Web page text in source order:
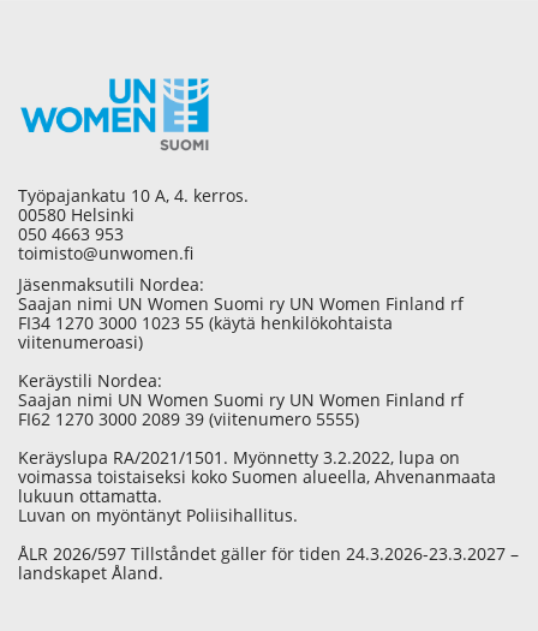
Työpajankatu 10 A, 4. kerros.
00580 Helsinki
050 4663 953
toimisto@unwomen.fi
Jäsenmaksutili Nordea:
Saajan nimi UN Women Suomi ry UN Women Finland rf
FI34 1270 3000 1023 55 (käytä henkilökohtaista
viitenumeroasi)
Keräystili Nordea:
Saajan nimi UN Women Suomi ry UN Women Finland rf
FI62 1270 3000 2089 39 (viitenumero 5555)
Keräyslupa RA/2021/1501. Myönnetty 3.2.2022, lupa on
voimassa toistaiseksi koko Suomen alueella, Ahvenanmaata
lukuun ottamatta.
Luvan on myöntänyt Poliisihallitus.
ÅLR 2026/597 Tillståndet gäller för tiden 24.3.2026-23.3.2027 –
landskapet Åland.